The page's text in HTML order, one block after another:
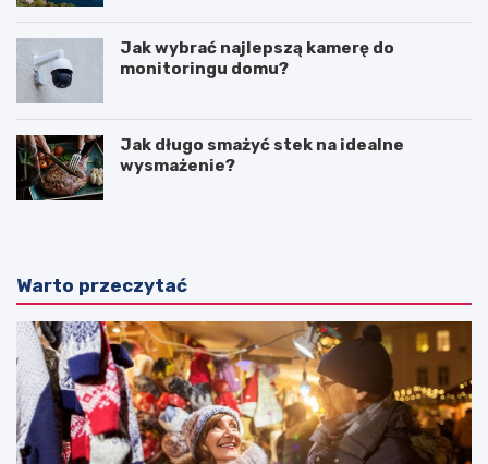
Jak wybrać najlepszą kamerę do
monitoringu domu?
Jak długo smażyć stek na idealne
wysmażenie?
Warto przeczytać